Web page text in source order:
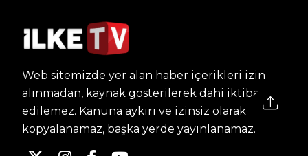
Web sitemizde yer alan haber içerikleri izin
alınmadan, kaynak gösterilerek dahi iktibas
edilemez. Kanuna aykırı ve izinsiz olarak
kopyalanamaz, başka yerde yayınlanamaz.